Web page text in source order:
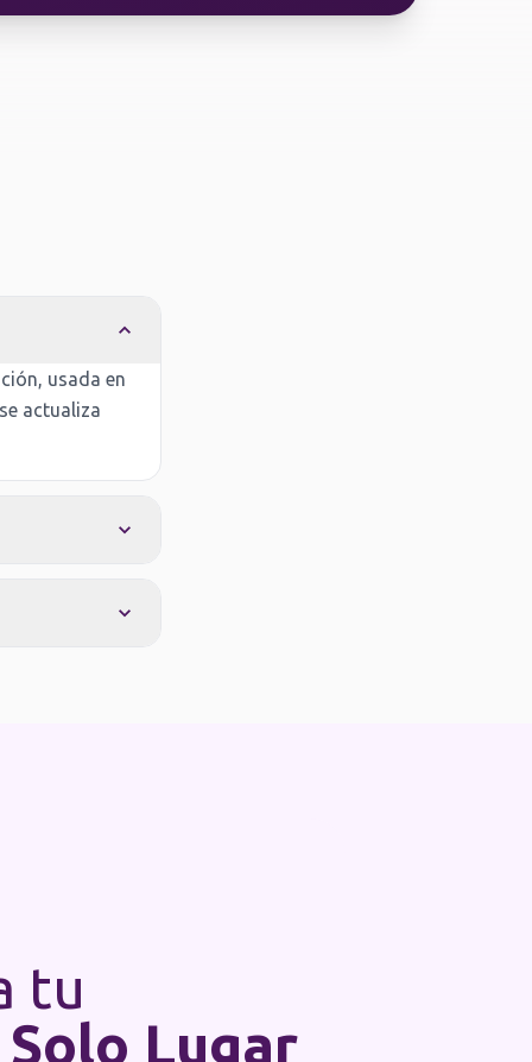
usada en
actualiza
tu
Lugar